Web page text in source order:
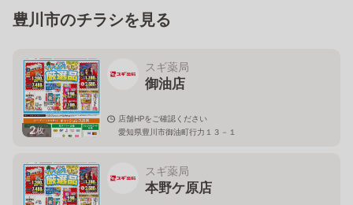
豊川市のチラシを見る
2枚
スギ薬局
御油店
店舗HPをご確認ください
愛知県豊川市御油町行力１３－１
スギ薬局
本野ケ原店